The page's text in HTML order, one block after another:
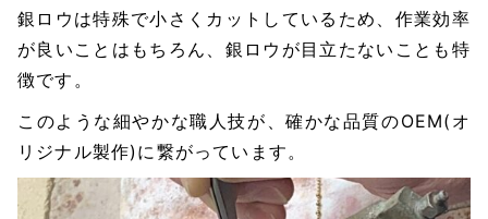
銀ロウは特殊で小さくカットしているため、作業効率
が良いことはもちろん、銀ロウが目立たないことも特
徴です。
このような細やかな職人技が、確かな品質のOEM(オ
リジナル製作)に繋がっています。